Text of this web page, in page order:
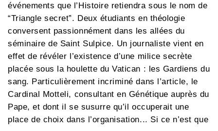
événements que l’Histoire retiendra sous le nom de
“Triangle secret”. Deux étudiants en théologie
conversent passionnément dans les allées du
séminaire de Saint Sulpice. Un journaliste vient en
effet de révéler l’existence d’une milice secrète
placée sous la houlette du Vatican : les Gardiens du
sang. Particulièrement incriminé dans l’article, le
Cardinal Motteli, consultant en Génétique auprès du
Pape, et dont il se susurre qu’il occuperait une
place de choix dans l’organisation... Si ce n’est que